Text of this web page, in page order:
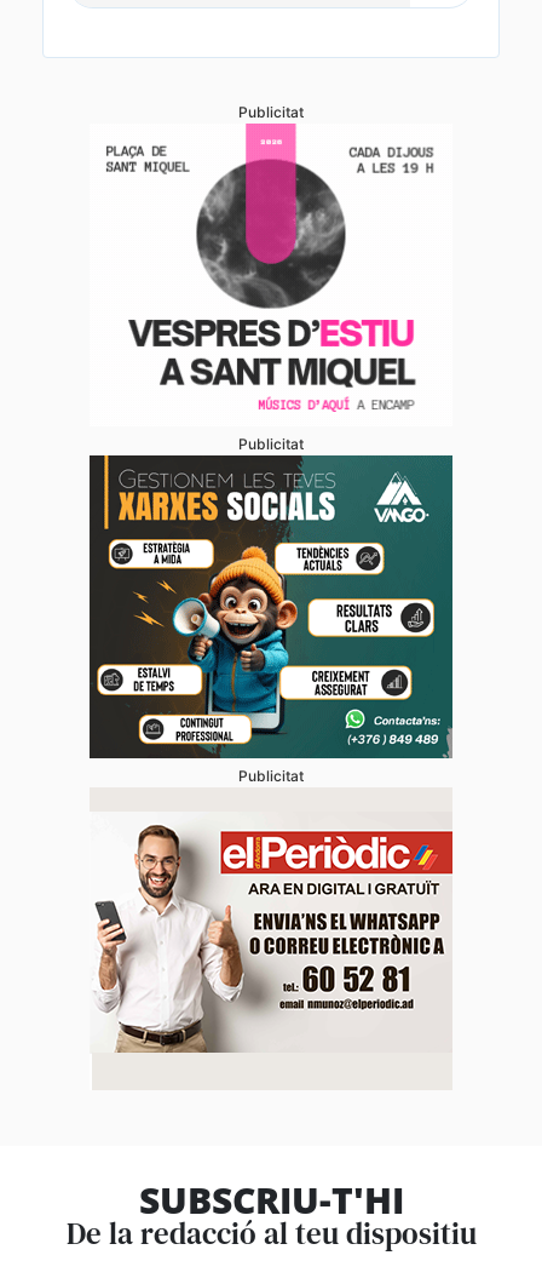
Publicitat
Publicitat
Publicitat
SUBSCRIU-T'HI
De la redacció al teu dispositiu